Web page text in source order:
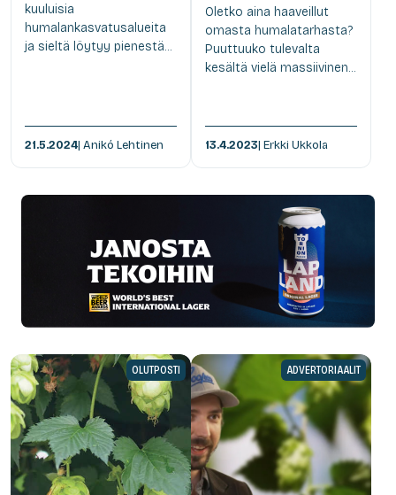
kuuluisia
humalankasvatusalueita
ja sieltä löytyy pienestä...
21.5.2024| Anikó Lehtinen
Oletko aina haaveillut
omasta humalatarhasta?
Puuttuuko tulevalta
kesältä vielä massiivinen...
13.4.2023| Erkki Ukkola
OLUTPOSTI ADVERTORIAALIT